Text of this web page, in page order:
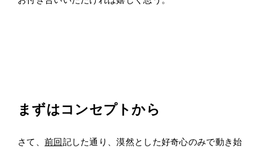
まずはコンセプトから
さて、 前回記した通り、漠然とした好奇心のみで動き始